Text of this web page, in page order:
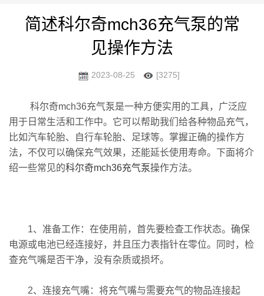
简述科尔奇mch36充气泵的常
见操作方法
2023-08-25 [3275]
科尔奇mch36充气泵是一种方便实用的工具，广泛应
用于日常生活和工作中。它可以帮助我们给各种物品充气，
比如汽车轮胎、自行车轮胎、足球等。掌握正确的操作方
法，不仅可以确保充气效果，还能延长使用寿命。下面将介
绍一些常见的科尔奇mch36充气泵操作方法。
1、准备工作：在使用前，首先要检查工作状态。确保
电源或电池已经连接好，并且压力表指针在零位。同时，检
查充气嘴是否干净，没有杂质或损坏。
2、连接充气嘴：将充气嘴与需要充气的物品连接起